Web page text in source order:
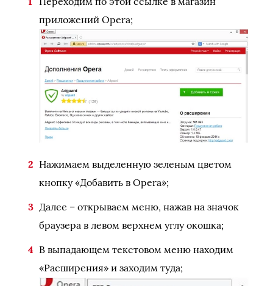
приложений Opera;
Нажимаем выделенную зеленым цветом
кнопку «Добавить в Opera»;
Далее – открываем меню, нажав на значок
браузера в левом верхнем углу окошка;
В выпадающем текстовом меню находим
«Расширения» и заходим туда;